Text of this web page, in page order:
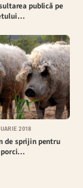
publică pe
2018
de sprijin pentru
porci…